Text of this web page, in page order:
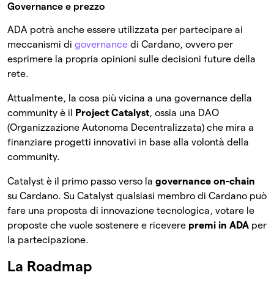
Governance e prezzo
ADA potrà anche essere utilizzata per partecipare ai
meccanismi di governance di Cardano, ovvero per
esprimere la propria opinioni sulle decisioni future della
rete.
Attualmente, la cosa più vicina a una governance della
community è il
Project Catalyst, ossia una DAO
(Organizzazione Autonoma Decentralizzata) che mira a
finanziare progetti innovativi in base alla volontà della
community.
Catalyst è il primo passo verso la governance on-chain
su Cardano. Su Catalyst qualsiasi membro di Cardano può
fare una proposta di innovazione tecnologica, votare le
proposte che vuole sostenere e ricevere premi in ADA per
la partecipazione.
La Roadmap